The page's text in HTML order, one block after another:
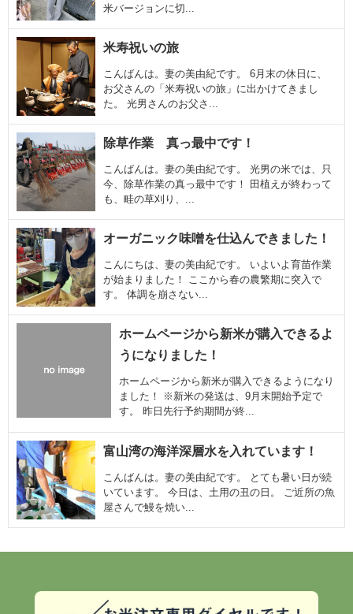
米バージョンに切...
米寿祝いの旅
こんばんは。妻の美由紀です。 6月末の休日に、
お父さんの「米寿祝いの旅」に出かけてきまし
た。 光男さんのお父さ...
除草作業 真っ最中です！
こんばんは。妻の美由紀です。 光男の米では、只
今、除草作業の真っ最中です！ 田植えが終わって
も、畦の草刈り、...
オーガニック味噌を仕込んできました！
こんにちは、妻の美由紀です。 いよいよ育苗作業
が始まりました！ ここから春の農繁期に突入で
す。 体調を崩さない...
ホームページから新米が購入できるよ
うになりました！
ホームページから新米が購入できるようになり
ました！ ※新米の発送は、9月末開始予定で
す。 昨日先行予約期間が終...
富山湾の海洋深層水を入れています！
こんばんは。妻の美由紀です。 とても暑い日が続
いています。 今日は、土用の丑の日。 ご近所の魚
屋さんで鰻を焼い...